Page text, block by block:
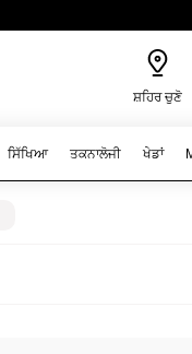
ਸ਼ਹਿਰ ਚੁਣੋ
ਸਿੱਖਿਆ ਤਕਨਾਲੋਜੀ ਖੇਡਾਂ